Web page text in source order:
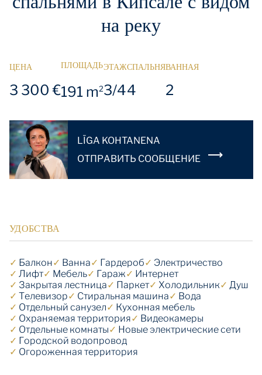
на реку
ЦЕНА
3 300 €
ПЛОЩАДЬ
191 m2
ЭТАЖ
3/4
СПАЛЬНЯ
4
ВАННАЯ
2
LĪGA KOHTANENA
OТПРАВИТЬ СООБЩЕНИЕ
УДОБСТВА
✓ Балкон✓ Ванна✓ Гардероб✓ Электричество
✓ Лифт✓ Мебель✓ Гараж✓ Интернет
✓ Закрытая лестница✓ Паркет✓ Холодильник✓ Душ
✓ Телевизор✓ Стиральная машина✓ Вода
✓ Отдельный санузел✓ Кухонная мебель
✓ Охраняемая территория✓ Видеокамеры
✓ Отдельные комнаты✓ Новые электрические сети
✓ Городской водопровод
✓ Огороженная территория